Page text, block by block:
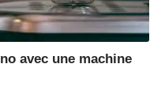
avec une machine